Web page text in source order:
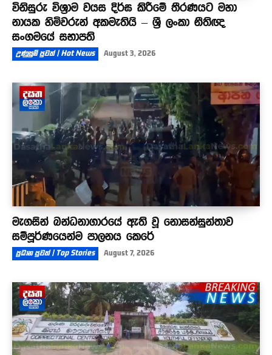
විනිසුරු විශ්‍රාම වයස දිර්ඝ කිරීමේ තීරණයට මහා
නායක හිමිවරුන් අකමැතියි – ශ්‍රී ලංකා නීතිඥ
සංගමයේ සභාපති
උණුසුම් පුවත් | Hot News August 3, 2026
මැගසින් බන්ධනාගාරයේ ඇති වූ නොසන්සුන්තාව
සම්පූර්ණයෙන්ම පාලනය කෙරේ
ප්‍රධාන පුවත් | Top Stories August 7, 2026